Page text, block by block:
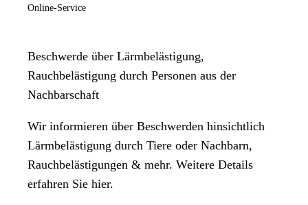
Online-Service
Beschwerde über Lärmbelästigung,
Rauchbelästigung durch Personen aus der
Nachbarschaft
Wir informieren über Beschwerden hinsichtlich
Lärmbelästigung durch Tiere oder Nachbarn,
Rauchbelästigungen & mehr. Weitere Details
erfahren Sie hier.